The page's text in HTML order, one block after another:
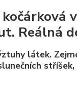
Reálná
látek.
stříšek,